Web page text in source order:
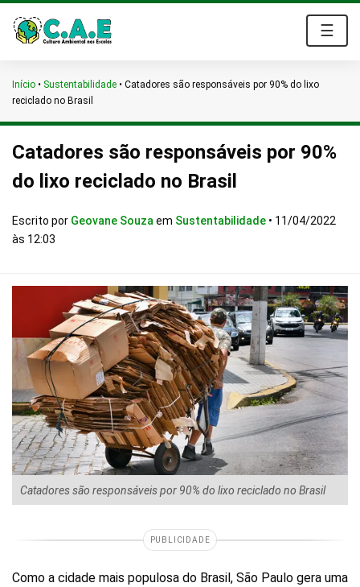
☰
Início • Sustentabilidade • Catadores são responsáveis por 90% do lixo
reciclado no Brasil
Catadores são responsáveis por 90%
do lixo reciclado no Brasil
Escrito por Geovane Souza em Sustentabilidade • 11/04/2022
às 12:03
Catadores são responsáveis por 90% do lixo reciclado no Brasil
PUBLICIDADE
Como a cidade mais populosa do Brasil, São Paulo gera uma